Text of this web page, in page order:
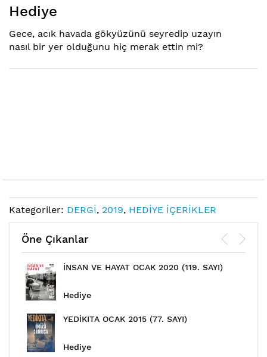
galerisinin
atla
Hediye
Gece, acık havada gökyüzünü seyredip uzayın
nasıl bir yer olduğunu hiç merak ettin mi?
Kategoriler: DERGİ, 2019, HEDİYE İÇERİKLER
Öne Çıkanlar
İNSAN VE HAYAT OCAK 2020 (119. SAYI)
Hediye
YEDİKITA OCAK 2015 (77. SAYI)
Hediye